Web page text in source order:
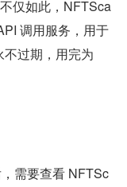
仅如此，NFTSca
调用服务，用于
过期，用完为
需要查看 NFTSc